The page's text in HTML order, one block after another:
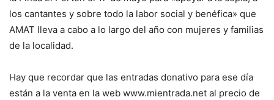
los cantantes y sobre todo la labor social y benéfica» que
AMAT lleva a cabo a lo largo del año con mujeres y familias
de la localidad.
Hay que recordar que las entradas donativo para ese día
están a la venta en la web www.mientrada.net al precio de